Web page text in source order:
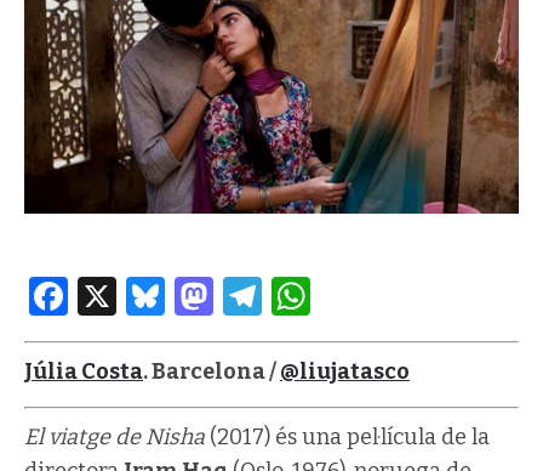
Facebook
X Bluesky
Mastodon
Telegram
Júlia Costa. Barcelona /@liujatasco
El viatge de Nisha (2017) ésuna pel·lícula de la